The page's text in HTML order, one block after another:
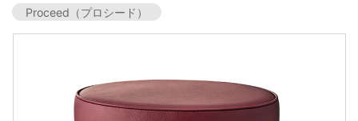
Proceed（プロシード）